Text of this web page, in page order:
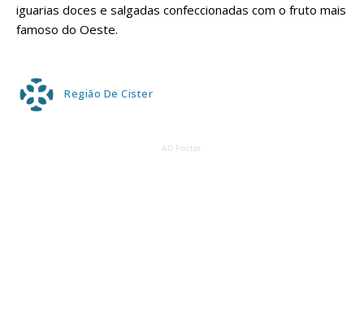
iguarias doces e salgadas confeccionadas com o fruto mais
famoso do Oeste.
Região De Cister
AD Footer